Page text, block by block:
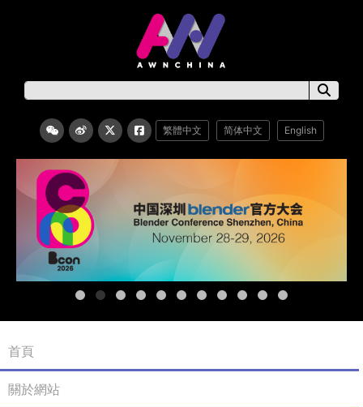
繁體中文 简体中文 English
首頁
關於網站